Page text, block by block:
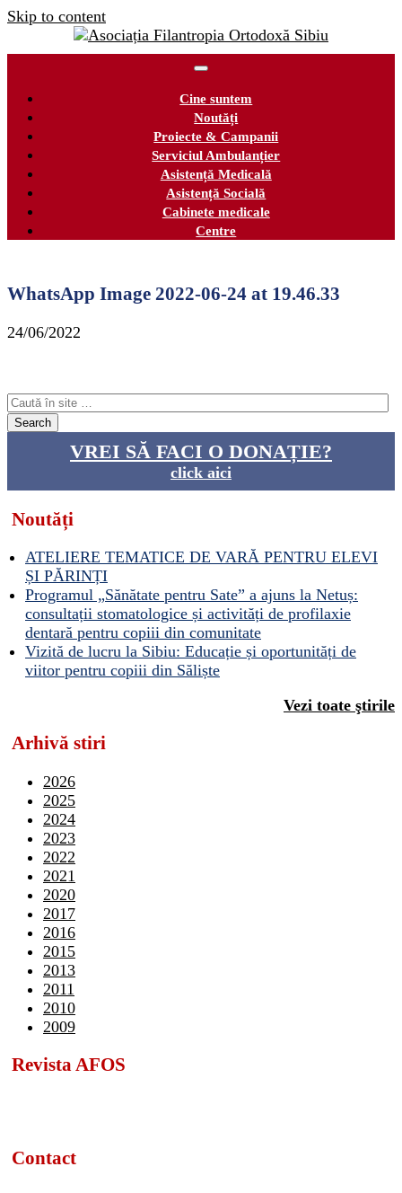
Skip to content
Cine suntem
Noutăți
Proiecte & Campanii
Serviciul Ambulanțier
Asistență Medicală
Asistență Socială
Cabinete medicale
Centre
WhatsApp Image 2022-06-24 at 19.46.33
24/06/2022
VREI SĂ FACI O DONAȚIE?
click aici
Noutăți
ATELIERE TEMATICE DE VARĂ PENTRU ELEVI
ȘI PĂRINȚI
Programul „Sănătate pentru Sate” a ajuns la Netuș:
consultații stomatologice și activități de profilaxie
dentară pentru copiii din comunitate
Vizită de lucru la Sibiu: Educație și oportunități de
viitor pentru copiii din Săliște
Vezi toate ştirile
Arhivă stiri
2026
2025
2024
2023
2022
2021
2020
2017
2016
2015
2013
2011
2010
2009
Revista AFOS
Contact